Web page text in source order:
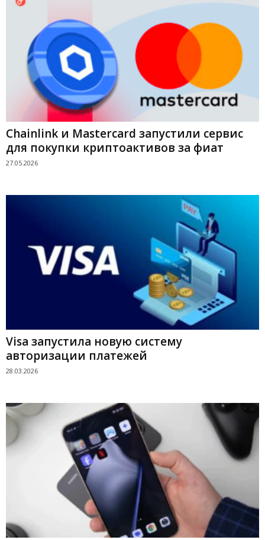
Chainlink и Mastercard запустили сервис
для покупки криптоактивов за фиат
27.05.2026
Visa запустила новую систему
авторизации платежей
28.03.2026